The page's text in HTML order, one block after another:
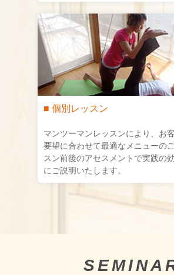
■ 個別レッスン
マンツーマンレッスンにより、お
要望に合わせて最適なメニューの
スン前後のアセスメントで実践の
にご説明いたします。